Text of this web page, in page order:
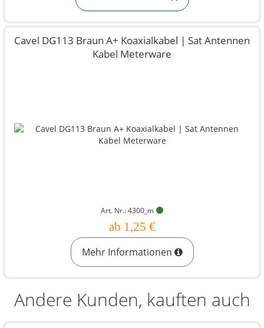
Cavel DG113 Braun A+ Koaxialkabel | Sat Antennen
Kabel Meterware
Art. Nr.: 4300_m
ab 1,25 €
Mehr Informationen
Andere Kunden, kauften auch